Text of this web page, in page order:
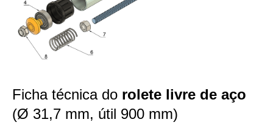
Ficha técnica do rolete livre de aço
(Ø 31,7 mm, útil 900 mm)